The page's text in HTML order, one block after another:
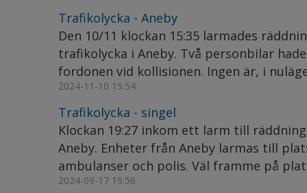
Trafikolycka - Aneby
Den 10/11 klockan 15:35 larmades
trafikolycka i Aneby. Två personbilar
fordonen vid kollisionen. Ingen är, i
2024-11-10 15.54
Trafikolycka - singel
Klockan 19:27 inkom ett larm till
Aneby. Enheter från Aneby larmas till
ambulanser och polis. Väl framme på
2024-09-17 19.56